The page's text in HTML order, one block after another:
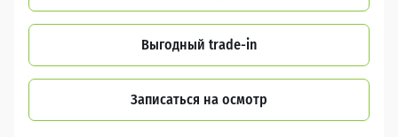
Выгодный trade-in
Записаться на осмотр